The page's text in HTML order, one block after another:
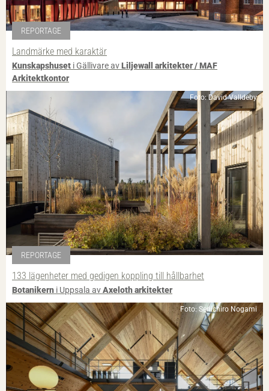
REPORTAGE
Landmärke med karaktär
Kunskapshuset i Gällivare avLiljewall arkitekter / MAF
Arkitektkontor
Foto: David Valldeby
REPORTAGE
133 lägenheter med gedigen koppling till hållbarhet
Botanikern i Uppsala avAxeloth arkitekter
Foto: Senichiro Nogami